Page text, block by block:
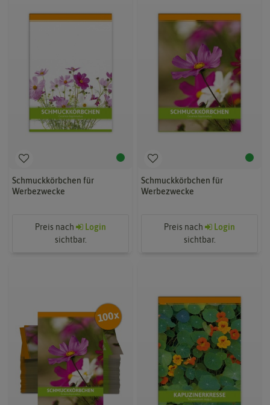
Schmuckkörbchen für
Werbezwecke
Preis nach
Login
sichtbar.
Schmuckkörbchen für
Werbezwecke
Preis nach
Login
sichtbar.